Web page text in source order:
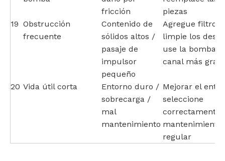
fricción
piezas
19 Obstrucción
frecuente
Contenido de
sólidos altos /
pasaje de
impulsor
pequeño
Agregue filtro,
limpie los
use la bomba
canal más
20 Vida útil corta
Entorno duro /
sobrecarga /
mal
mantenimiento
Mejorar el
seleccione
correctamente,
mantenimiento
regular